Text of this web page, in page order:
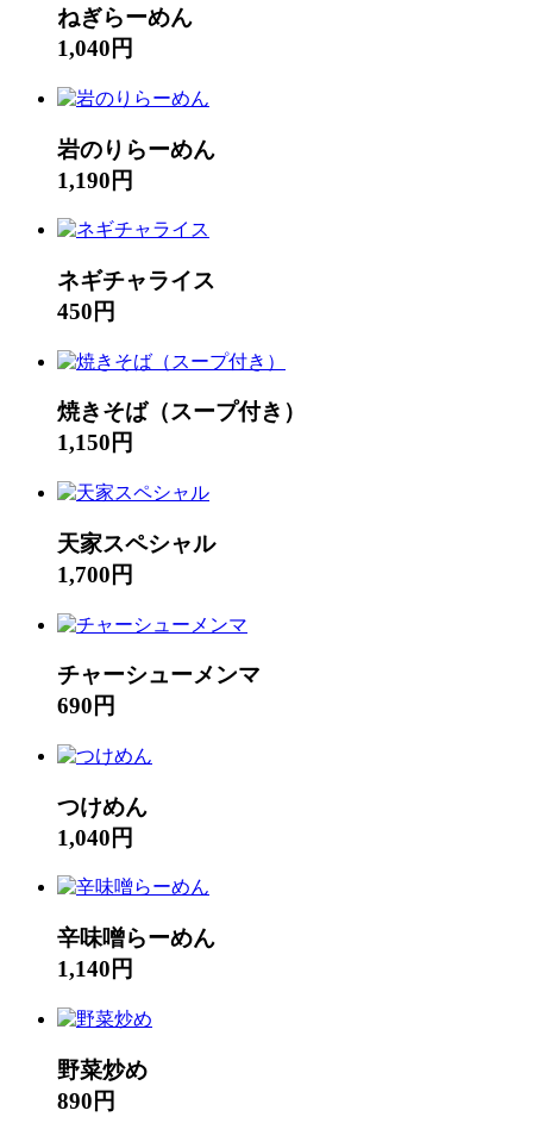
ねぎらーめん
1,040円
岩のりらーめん
1,190円
ネギチャライス
450円
焼きそば（スープ付き）
1,150円
天家スペシャル
1,700円
チャーシューメンマ
690円
つけめん
1,040円
辛味噌らーめん
1,140円
野菜炒め
890円